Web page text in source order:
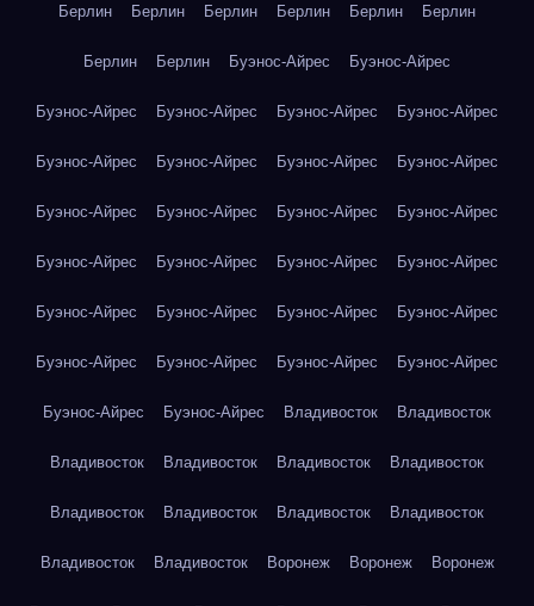
Берлин Берлин Берлин Берлин Берлин Берлин
Берлин Берлин Буэнос-Айрес Буэнос-Айрес
Буэнос-Айрес Буэнос-Айрес Буэнос-Айрес Буэнос-Айрес
Буэнос-Айрес Буэнос-Айрес Буэнос-Айрес Буэнос-Айрес
Буэнос-Айрес Буэнос-Айрес Буэнос-Айрес Буэнос-Айрес
Буэнос-Айрес Буэнос-Айрес Буэнос-Айрес Буэнос-Айрес
Буэнос-Айрес Буэнос-Айрес Буэнос-Айрес Буэнос-Айрес
Буэнос-Айрес Буэнос-Айрес Буэнос-Айрес Буэнос-Айрес
Буэнос-Айрес Буэнос-Айрес Владивосток Владивосток
Владивосток Владивосток Владивосток Владивосток
Владивосток Владивосток Владивосток Владивосток
Владивосток Владивосток Воронеж Воронеж Воронеж